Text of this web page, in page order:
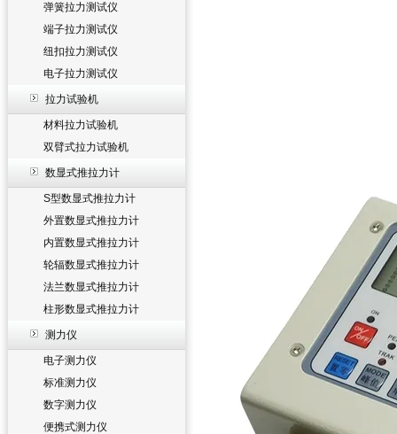
弹簧拉力测试仪
端子拉力测试仪
纽扣拉力测试仪
电子拉力测试仪
拉力试验机
材料拉力试验机
双臂式拉力试验机
数显式推拉力计
S型数显式推拉力计
外置数显式推拉力计
内置数显式推拉力计
轮辐数显式推拉力计
法兰数显式推拉力计
柱形数显式推拉力计
测力仪
电子测力仪
标准测力仪
数字测力仪
便携式测力仪